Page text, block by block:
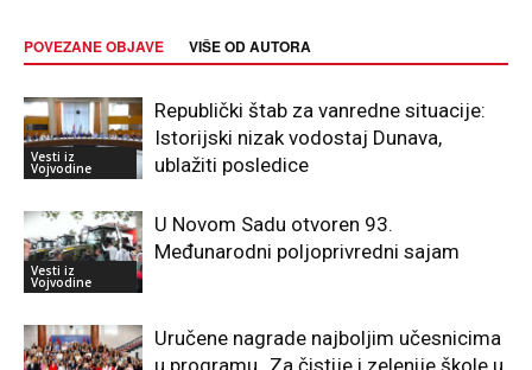
POVEZANE OBJAVE VIŠE OD AUTORA
Vesti iz
Vojvodine
Republički štab za vanredne situacije:
Istorijski nizak vodostaj Dunava,
ublažiti posledice
Vesti iz
Vojvodine
U Novom Sadu otvoren 93.
Međunarodni poljoprivredni sajam
Uručene nagrade najboljim učesnicima
u programu „Za čistije i zelenije škole u